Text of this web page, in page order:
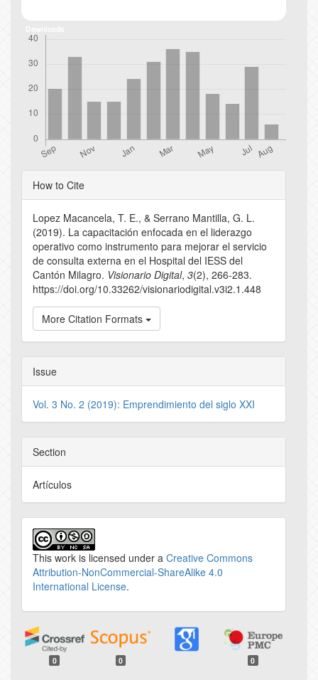
Article
Details
How to Cite
Lopez Macancela, T. E., & Serrano Mantilla, G. L.
(2019). La capacitación enfocada en el liderazgo
operativo como instrumento para mejorar el servicio
de consulta externa en el Hospital del IESS del
Cantón Milagro. Visionario Digital, 3(2), 266-283.
https://doi.org/10.33262/visionariodigital.v3i2.1.448
More Citation Formats
Issue
Vol. 3 No. 2 (2019): Emprendimiento del siglo XXI
Section
Artículos
This work is licensed under a Creative Commons
Attribution-NonCommercial-ShareAlike 4.0
International License.
0 0 0